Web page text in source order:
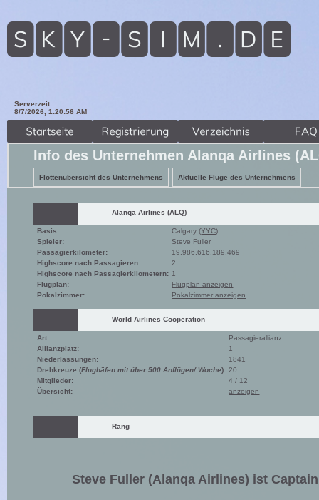
Serverzeit:
8/7/2026, 1:20:57 AM
Info des Unternehmen Alanqa Airlines
Flottenübersicht des Unternehmens Aktuelle Flüge des Unternehmens
Alanqa Airlines (ALQ)
Basis: Calgary (YYC)
Spieler:
Steve Fuller
Passagierkilometer:
19.986.616.189.469
Highscore nach Passagieren:
2
Highscore nach Passagierkilometern: 1
Flugplan:
Flugplan anzeigen
Pokalzimmer:
Pokalzimmer anzeigen
World Airlines Cooperation
Art:
Passagierallianz
Allianzplatz:
1
Niederlassungen:
1841
Drehkreuze (Flughäfen mit über 500 Anflügen/ Woche): 20
Mitglieder:
4 / 12
Übersicht:
anzeigen
Rang
Steve Fuller (Alanqa Airlines) ist Captain